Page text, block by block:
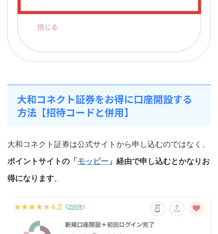
大和コネクト証券をお得に口座開設する
方法【招待コードと併用】
大和コネクト証券は公式サイトから申し込むのではなく、
ポイントサイトの「モッピー 」経由で申し込むとかなりお
得になります。